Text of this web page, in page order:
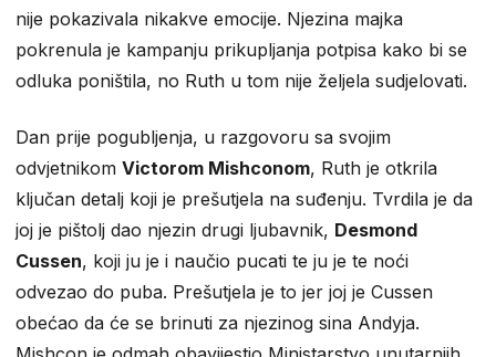
nije pokazivala nikakve emocije. Njezina majka
pokrenula je kampanju prikupljanja potpisa kako bi se
odluka poništila, no Ruth u tom nije željela sudjelovati.
Dan prije pogubljenja, u razgovoru sa svojim
odvjetnikom Victorom Mishconom, Ruth je otkrila
ključan detalj koji je prešutjela na suđenju. Tvrdila je da
joj je pištolj dao njezin drugi ljubavnik, Desmond
Cussen, koji ju je i naučio pucati te ju je te noći
odvezao do puba. Prešutjela je to jer joj je Cussen
obećao da će se brinuti za njezinog sina Andyja.